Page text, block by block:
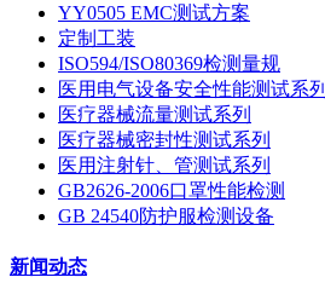
YY0505 EMC测试方案
定制工装
ISO594/ISO80369检测量规
医用电气设备安全性能测试系列
医疗器械流量测试系列
医疗器械密封性测试系列
医用注射针、管测试系列
GB2626-2006口罩性能检测
GB 24540防护服检测设备
新闻动态